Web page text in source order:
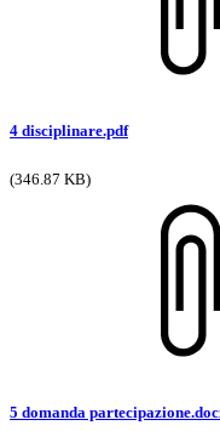
4 disciplinare.pdf
(346.87 KB)
5 domanda